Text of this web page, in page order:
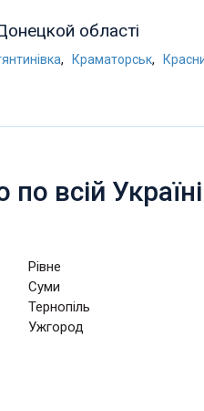
області
, Краматорськ,
всій Україні
Рівне
Суми
Тернопіль
Ужгород